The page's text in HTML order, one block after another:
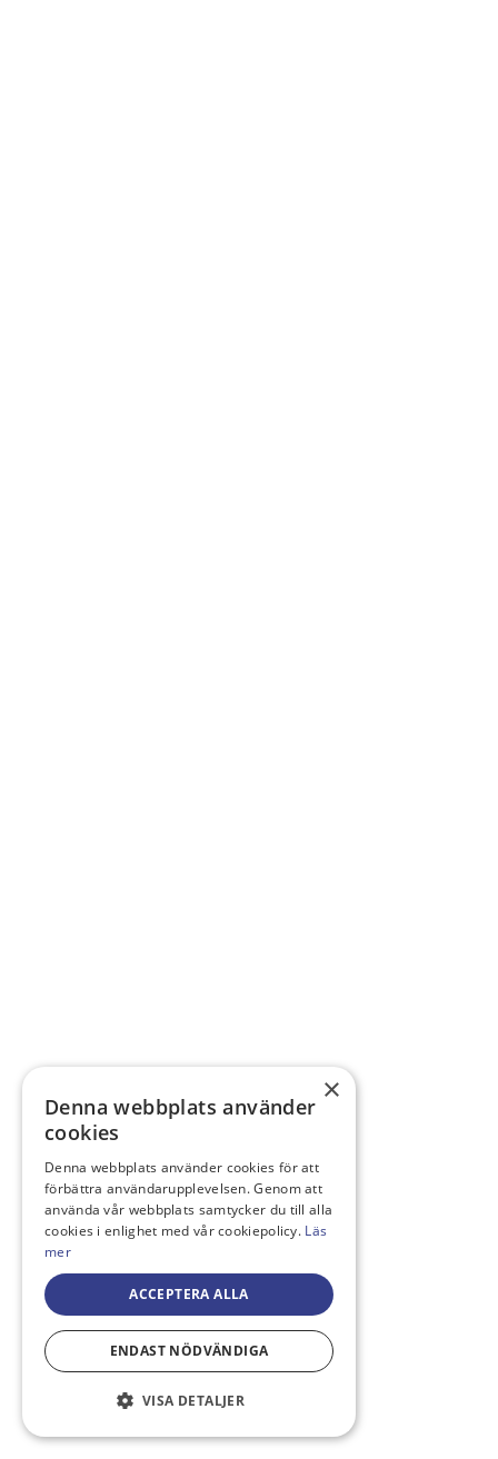
×
Denna webbplats använder
cookies
Denna webbplats använder cookies för att
förbättra användarupplevelsen. Genom att
använda vår webbplats samtycker du till alla
cookies i enlighet med vår cookiepolicy. Läs
mer
ACCEPTERA ALLA
ENDAST NÖDVÄNDIGA
VISA DETALJER